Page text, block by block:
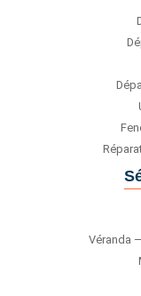
Véranda